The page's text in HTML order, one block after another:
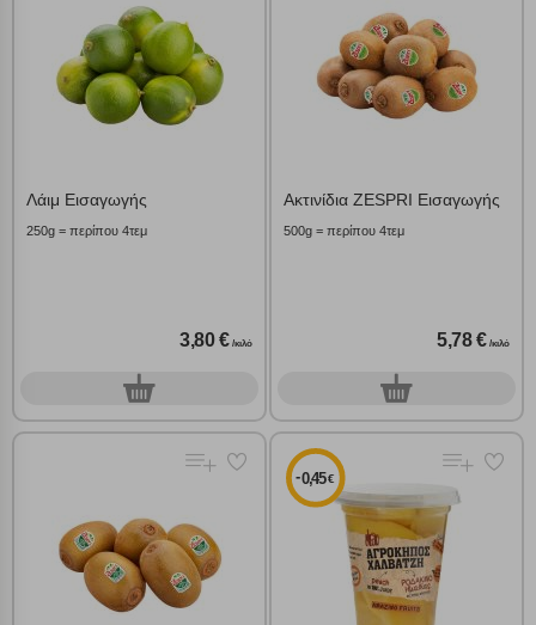
Λάιμ Εισαγωγής
250g = περίπου 4τεμ
3,80 € /κιλό
0γρ.
Ακτινίδια ZESPRI Εισαγωγής
500g = περίπου 4τεμ
5,78 € /κιλό
0γρ.
-0,45€